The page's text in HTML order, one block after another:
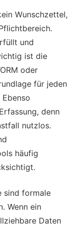
Wunschzettel,
und
ist die
oder
für jeden
denn
nutzlos.
häufig
sind formale
Wenn ein
Daten